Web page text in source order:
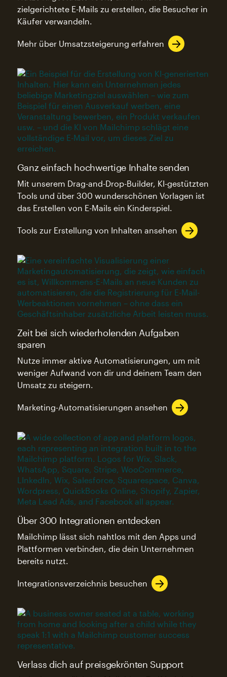
zielgerichtete E-Mails zu erstellen, die Besucher in
Käufer verwandeln.
Mehr über Umsatzsteigerung erfahren
Ganz einfach hochwertige Inhalte senden
Mit unserem Drag-and-Drop-Builder, KI-gestützten
Tools und über 300 wunderschönen Vorlagen ist
das Erstellen von E-Mails ein Kinderspiel.
Tools zur Erstellung von Inhalten ansehen
Zeit bei sich wiederholenden Aufgaben
sparen
Nutze immer aktive Automatisierungen, um mit
weniger Aufwand von dir und deinem Team den
Umsatz zu steigern.
Marketing-Automatisierungen ansehen
Über 300 Integrationen entdecken
Mailchimp lässt sich nahtlos mit den Apps und
Plattformen verbinden, die dein Unternehmen
bereits nutzt.
Integrationsverzeichnis besuchen
Verlass dich auf preisgekrönten Support